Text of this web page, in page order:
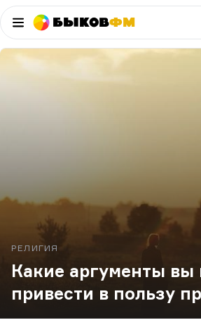
БыковФМ
РЕЛИГИЯ
Какие аргументы вы
привести в пользу